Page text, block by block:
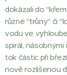
dokázali do
různé "trůny" či
vodu ve
spirál,
tok částic při
nově rozlišenou